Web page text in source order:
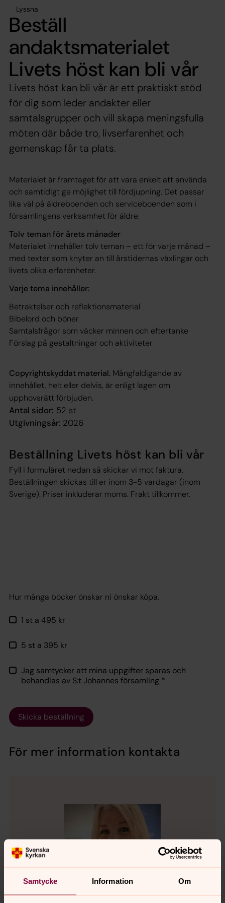
Samtycke Information Om
Lyssna
Beställ
andaktsmaterialet
Livets höst kan bli vår
Livets höst kan bli vår är ett praktiskt stöd
för dig som leder andakter eller
samtalsgrupper och vill skapa meningsfulla
möten där både tro, livserfarenhet och
gemenskap får ta plats.
Materialet är framtaget för att vara enkelt att använda
och samtidigt ge möjlighet till fördjupning. Det passar
lika väl på äldreboenden och serviceboenden som i
församlingens verksamhet för äldre.
Tolv teman för årets månader
Materialet innehåller tolv teman – ett för varje månad –
med texter som knyter an till årstidernas växlingar och
livets olika erfarenheter.
Varje tema innehåller:
Betraktelser och reflektionsmaterial
Bibelord och böner
Samtalsfrågor som väcker minnen och eftertanke
Förslag på gestaltningar och aktiviteter
Copyrightskyddat material. Mångfaldigande av
innehållet, helt eller delvis, är enligt lagen om
upphovsrätt förbjuden.
Antal sidor: 52 st
Utgivningsår: 2026
Beställning Livets höst kan bli vår
Fyll i formuläret nedan så skickar vi mot faktura.
Beställningen skickas till er inom 3-5 vardagar (inom
Sverige). Priser inkluderar moms. Frakt tillkommer.
Hur många böcker önskar ni önskar köpa.
1 st a 495 kr
5 st a 395 kr
Jag samtycker att mina uppgifter sparas och
behandlas av S:t Johannes församling *
Skicka beställning
För mer information kontakta